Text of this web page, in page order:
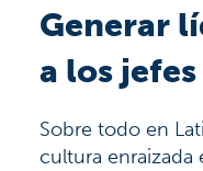
Generar
a los jefes
Sobre todo en
cultura enraizada